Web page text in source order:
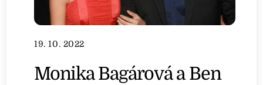
19. 10. 2022
Monika Bagárová a Ben